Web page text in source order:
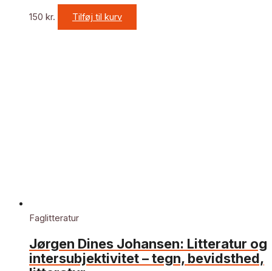
150 kr. Tilføj til kurv
Faglitteratur
Jørgen Dines Johansen: Litteratur og
intersubjektivitet – tegn, bevidsthed,